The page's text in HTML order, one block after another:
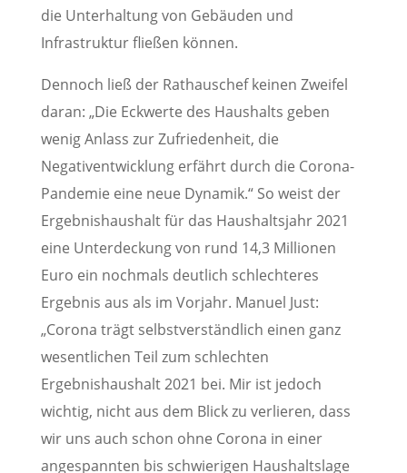
die Unterhaltung von Gebäuden und
Infrastruktur fließen können.
Dennoch ließ der Rathauschef keinen Zweifel
daran: „Die Eckwerte des Haushalts geben
wenig Anlass zur Zufriedenheit, die
Negativentwicklung erfährt durch die Corona-
Pandemie eine neue Dynamik.“ So weist der
Ergebnishaushalt für das Haushaltsjahr 2021
eine Unterdeckung von rund 14,3 Millionen
Euro ein nochmals deutlich schlechteres
Ergebnis aus als im Vorjahr. Manuel Just:
„Corona trägt selbstverständlich einen ganz
wesentlichen Teil zum schlechten
Ergebnishaushalt 2021 bei. Mir ist jedoch
wichtig, nicht aus dem Blick zu verlieren, dass
wir uns auch schon ohne Corona in einer
angespannten bis schwierigen Haushaltslage